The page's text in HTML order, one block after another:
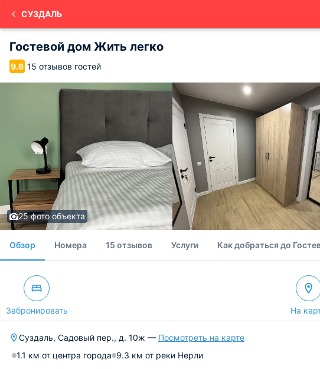
СУЗДАЛЬ
Гостевой дом Жить легко
9.6 15 отзывов гостей
25 фото объекта
Обзор Номера 15 отзывов Услуги Как добраться до
Забронировать На
Суздаль, Садовый пер., д. 10ж — Посмотреть на карте
1.1 км от центра города 9.3 км от реки Нерли